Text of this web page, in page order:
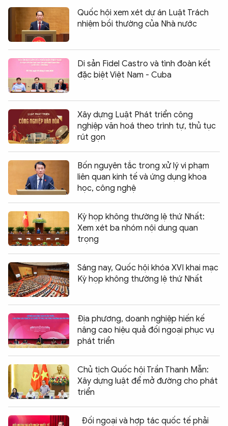
Quốc hội xem xét dự án Luật Trách
nhiệm bồi thường của Nhà nước
Di sản Fidel Castro và tình đoàn kết
đặc biệt Việt Nam - Cuba
Xây dựng Luật Phát triển công
nghiệp văn hoá theo trình tự, thủ tục
rút gọn
Bốn nguyên tắc trong xử lý vi phạm
liên quan kinh tế và ứng dụng khoa
học, công nghệ
Kỳ họp không thường lệ thứ Nhất:
Xem xét ba nhóm nội dung quan
trọng
Sáng nay, Quốc hội khóa XVI khai mạc
Kỳ họp không thường lệ thứ Nhất
Địa phương, doanh nghiệp hiến kế
nâng cao hiệu quả đối ngoại phục vụ
phát triển
Chủ tịch Quốc hội Trần Thanh Mẫn:
Xây dựng luật để mở đường cho phát
triển
Đối ngoại và hợp tác quốc tế phải